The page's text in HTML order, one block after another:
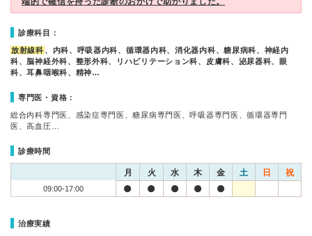
診療科目：
放射線科 、内科、呼吸器内科、循環器内科、消化器内科、糖尿病科、神経内
科、脳神経外科、整形外科、リハビリテーション科、皮膚科、泌尿器科、眼
科、耳鼻咽喉科、精神…
専門医・資格：
総合内科専門医、感染症専門医、糖尿病専門医、呼吸器専門医、循環器専門
医、高血圧…
診療時間
月 火 水 木 金 土 日 祝
09:00-17:00
治療実績